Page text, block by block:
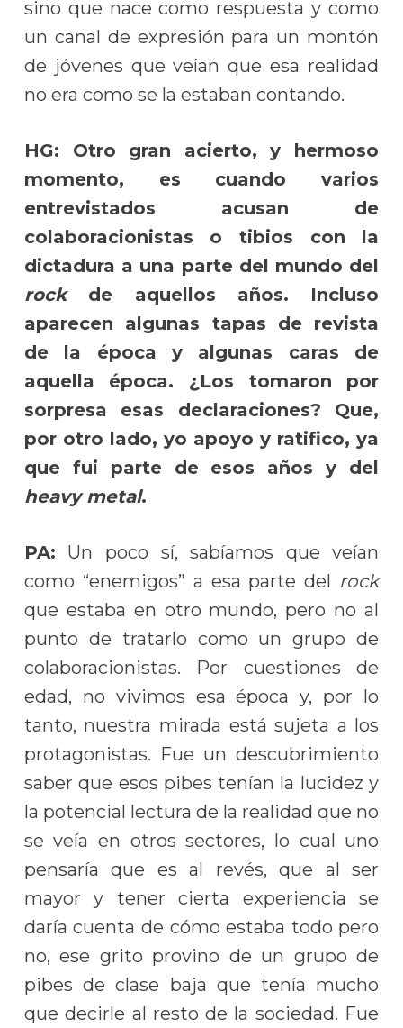
sino que nace como respuesta y como
un canal de expresión para un montón
de jóvenes que veían que esa realidad
no era como se la estaban contando.
HG: Otro gran acierto, y hermoso
momento, es cuando varios
entrevistados acusan de
colaboracionistas o tibios con la
dictadura a una parte del mundo del
rockde aquellos años. Incluso
aparecen algunas tapas de revista
de la época y algunas caras de
aquella época. ¿Los tomaron por
sorpresa esas declaraciones? Que,
por otro lado, yo apoyo y ratifico, ya
que fui parte de esos años y del
heavy metal.
PA: Un poco sí, sabíamos que veían
como “enemigos” a esa parte del rock
que estaba en otro mundo, pero no al
punto de tratarlo como un grupo de
colaboracionistas. Por cuestiones de
edad, no vivimos esa época y, por lo
tanto, nuestra mirada está sujeta a los
protagonistas. Fue un descubrimiento
saber que esos pibes tenían la lucidez y
la potencial lectura de la realidad que no
se veía en otros sectores, lo cual uno
pensaría que es al revés, que al ser
mayor y tener cierta experiencia se
daría cuenta de cómo estaba todo pero
no, ese grito provino de un grupo de
pibes de clase baja que tenía mucho
que decirle al resto de la sociedad. Fue